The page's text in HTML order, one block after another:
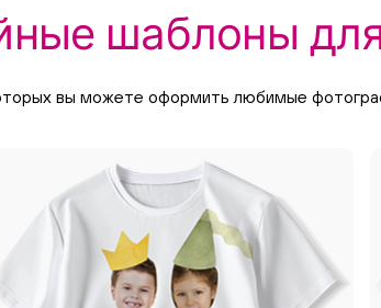
шаблоны
вы можете оформить любимые